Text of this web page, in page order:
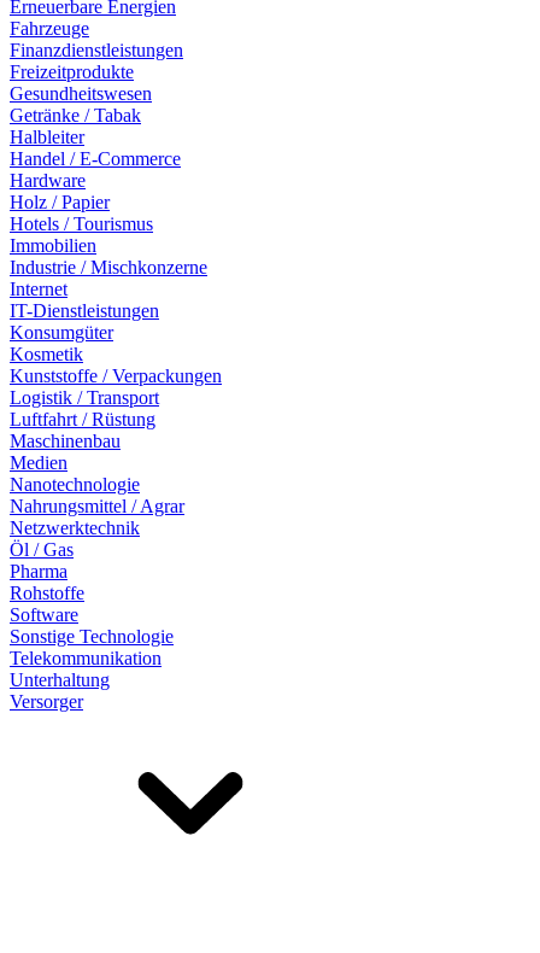
Erneuerbare Energien
Fahrzeuge
Finanzdienstleistungen
Freizeitprodukte
Gesundheitswesen
Getränke / Tabak
Halbleiter
Handel / E-Commerce
Hardware
Holz / Papier
Hotels / Tourismus
Immobilien
Industrie / Mischkonzerne
Internet
IT-Dienstleistungen
Konsumgüter
Kosmetik
Kunststoffe / Verpackungen
Logistik / Transport
Luftfahrt / Rüstung
Maschinenbau
Medien
Nanotechnologie
Nahrungsmittel / Agrar
Netzwerktechnik
Öl / Gas
Pharma
Rohstoffe
Software
Sonstige Technologie
Telekommunikation
Unterhaltung
Versorger